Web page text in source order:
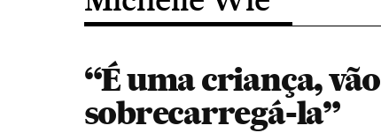
“É uma criança, vão
sobrecarregá-la”